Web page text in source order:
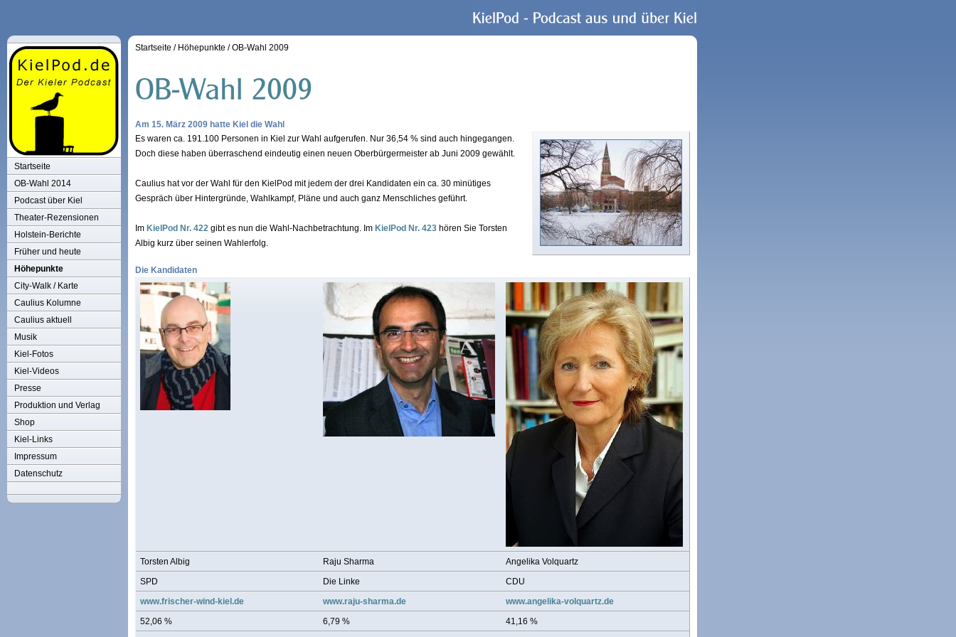
Startseite
OB-Wahl 2014
Podcast über Kiel
Theater-Rezensionen
Holstein-Berichte
Früher und heute
Höhepunkte
City-Walk / Karte
Caulius Kolumne
Caulius aktuell
Musik
Kiel-Fotos
Kiel-Videos
Presse
Produktion und Verlag
Shop
Kiel-Links
Impressum
Datenschutz
Startseite / Höhepunkte /OB-Wahl 2009
Am 15. März 2009 hatte Kiel die Wahl
Es waren ca. 191.100 Personen in Kiel zur Wahl aufgerufen. Nur 36,54 % sind auch hingegangen.
Doch diese haben überraschend eindeutig einen neuen Oberbürgermeister ab Juni 2009 gewählt.
Caulius hat vor der Wahl für den KielPod mit jedem der drei Kandidaten ein ca. 30 minütiges
Gespräch über Hintergründe, Wahlkampf, Pläne und auch ganz Menschliches geführt.
Im KielPod Nr. 422 gibt es nun die Wahl-Nachbetrachtung. Im KielPod Nr. 423 hören Sie Torsten
Albig kurz über seinen Wahlerfolg.
Die Kandidaten
Torsten Albig Raju Sharma
Angelika Volquartz
SPD
Die Linke
CDU
www.frischer-wind-kiel.de
www.raju-sharma.de
www.angelika-volquartz.de
52,06 %
6,79 %
41,16 %